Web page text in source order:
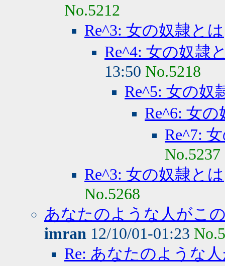
No.5212
Re^3: 女の奴隷とは
Re^4: 女の奴隷
13:50 No.5218
Re^5: 女の奴
Re^6: 女
Re^7:
No.5237
Re^3: 女の奴隷とは
No.5268
あなたのような人がこ
imran 12/10/01-01:23
Re: あなたのような